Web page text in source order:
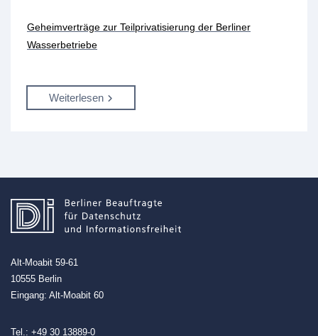
Geheimverträge zur Teilprivatisierung der Berliner
Wasserbetriebe
Weiterlesen
Alt-Moabit 59-61
10555 Berlin
Eingang: Alt-Moabit 60
Tel.: +49 30 13889-0